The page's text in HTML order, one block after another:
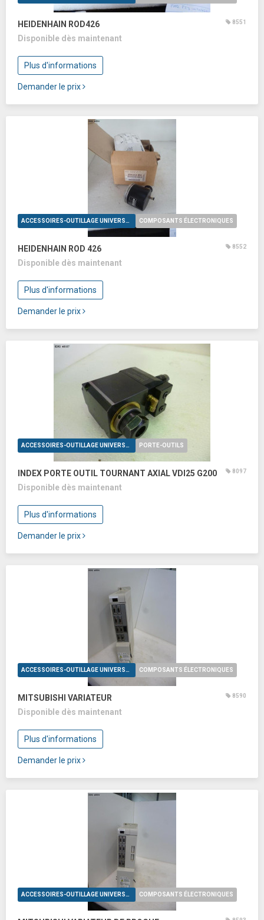
HEIDENHAIN ROD426 8551
Disponible dès maintenant
Plus d'informations
Demander le prix
ACCESSOIRES-OUTILLAGE UNIVERSELS COMPOSANTS ÉLECTRONIQUES
HEIDENHAIN ROD 426 8552
Disponible dès maintenant
Plus d'informations
Demander le prix
ACCESSOIRES-OUTILLAGE UNIVERSELS PORTE-OUTILS
INDEX PORTE OUTIL TOURNANT AXIAL VDI25 G200 8097
Disponible dès maintenant
Plus d'informations
Demander le prix
ACCESSOIRES-OUTILLAGE UNIVERSELS COMPOSANTS ÉLECTRONIQUES
MITSUBISHI VARIATEUR 8590
Disponible dès maintenant
Plus d'informations
Demander le prix
ACCESSOIRES-OUTILLAGE UNIVERSELS COMPOSANTS ÉLECTRONIQUES